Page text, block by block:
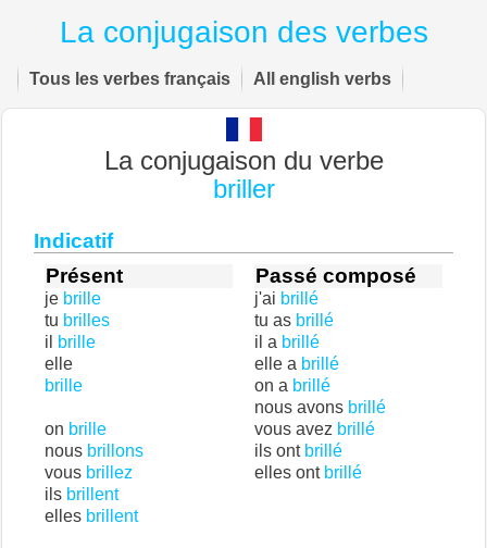
La conjugaison des verbes
Tous les verbes français All english verbs
La conjugaison du verbe
briller
Indicatif
Présent
je brille
tu brilles
il
brille
elle
brille
on brille
nous brillons
vous brillez
ils brillent
elles brillent
Passé composé
j'ai brillé
tu as brillé
il a brillé
elle a brillé
on a brillé
nous avons brillé
vous avez brillé
ils ont brillé
elles ont brillé